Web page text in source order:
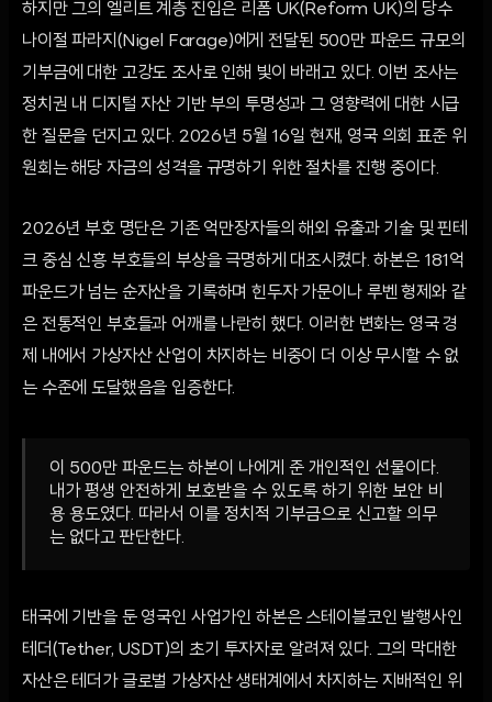
하지만 그의 엘리트 계층 진입은 리폼 UK(Reform UK)의 당수
나이절 파라지(Nigel Farage)에게 전달된 500만 파운드 규모의
기부금에 대한 고강도 조사로 인해 빛이 바래고 있다. 이번 조사는
정치권 내 디지털 자산 기반 부의 투명성과 그 영향력에 대한 시급
한 질문을 던지고 있다. 2026년 5월 16일 현재, 영국 의회 표준 위
원회는 해당 자금의 성격을 규명하기 위한 절차를 진행 중이다.
2026년 부호 명단은 기존 억만장자들의 해외 유출과 기술 및 핀테
크 중심 신흥 부호들의 부상을 극명하게 대조시켰다. 하본은 181억
파운드가 넘는 순자산을 기록하며 힌두자 가문이나 루벤 형제와 같
은 전통적인 부호들과 어깨를 나란히 했다. 이러한 변화는 영국 경
제 내에서 가상자산 산업이 차지하는 비중이 더 이상 무시할 수 없
는 수준에 도달했음을 입증한다.
이 500만 파운드는 하본이 나에게 준 개인적인 선물이다.
내가 평생 안전하게 보호받을 수 있도록 하기 위한 보안 비
용 용도였다. 따라서 이를 정치적 기부금으로 신고할 의무
는 없다고 판단한다.
태국에 기반을 둔 영국인 사업가인 하본은 스테이블코인 발행사인
테더(Tether, USDT)의 초기 투자자로 알려져 있다. 그의 막대한
자산은 테더가 글로벌 가상자산 생태계에서 차지하는 지배적인 위